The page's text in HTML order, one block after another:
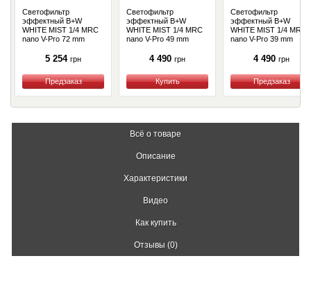
Светофильтр
эффектный B+W
WHITE MIST 1/4 MRC
nano V-Pro 72 mm
5 254 грн
Купить
Светофильтр
эффектный B+W
WHITE MIST 1/4 MRC
nano V-Pro 49 mm
4 490 грн
Купить
Светофильтр
эффектный B+W
WHITE MIST 1/4 MRC
nano V-Pro 39 mm
4 490 грн
Купить
Всё о товаре
Описание
Характеристики
Видео
Как купить
Отзывы (0)